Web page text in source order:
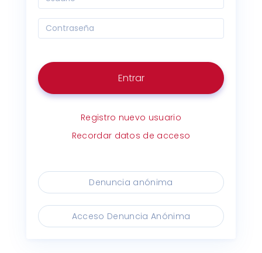
Entrar
Registro nuevo usuario
Recordar datos de acceso
Denuncia anónima
Acceso Denuncia Anónima